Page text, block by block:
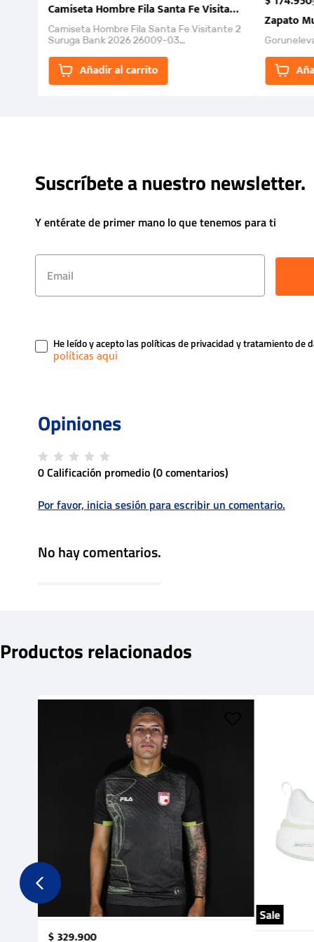
Camiseta Hombre Fila Santa Fe Visitante 2 Suruga
Camiseta Hombre Fila Santa Fe Visitante 2
Suruga Bank 2026 26009-03
la Et...
Añadir al carrito
Zapato
Suscríbete a nuestro newsletter.
Y entérate de primer mano lo que tenemos para ti
He leído y acepto las políticas de privacidad y tratamiento de
0 Calificación promedio(0 comentarios)
Por favor, inicia sesión para escribir un comentario.
No hay comentarios.
Productos relacionados
$329.900
Sale